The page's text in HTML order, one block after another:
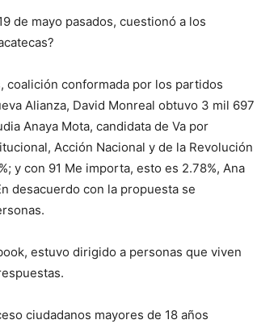
de mayo pasados, cuestionó a los
coalición conformada por los partidos
Alianza, David Monreal obtuvo 3 mil 697
Anaya Mota, candidata de Va por
Acción Nacional y de la Revolución
y con 91 Me importa, esto es 2.78%, Ana
desacuerdo con la propuesta se
estuvo dirigido a personas que viven
ciudadanos mayores de 18 años